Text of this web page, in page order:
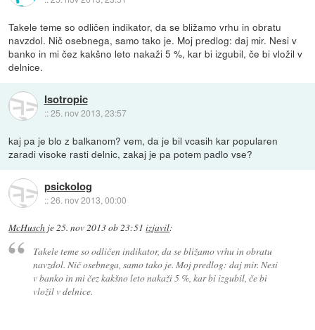
Takele teme so odličen indikator, da se bližamo vrhu in obratu
navzdol. Nič osebnega, samo tako je. Moj predlog: daj mir. Nesi v
banko in mi čez kakšno leto nakaži 5 %, kar bi izgubil, če bi vložil v
delnice.
Isotropic
::25. nov 2013, 23:57
kaj pa je blo z balkanom? vem, da je bil vcasih kar popularen
zaradi visoke rasti delnic, zakaj je pa potem padlo vse?
psickolog
::26. nov 2013, 00:00
McHusch je25. nov 2013 ob 23:51 izjavil:
Takele teme so odličen indikator, da se bližamo vrhu in obratu
navzdol. Nič osebnega, samo tako je. Moj predlog: daj mir. Nesi
v banko in mi čez kakšno leto nakaži 5 %, kar bi izgubil, če bi
vložil v delnice.